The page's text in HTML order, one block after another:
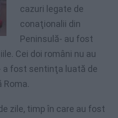
cazuri legate de
conaţionalii din
Peninsulă- au fost
Cei doi români nu au
a fost sentinţa luată de
Roma.
zile, timp în care au fost